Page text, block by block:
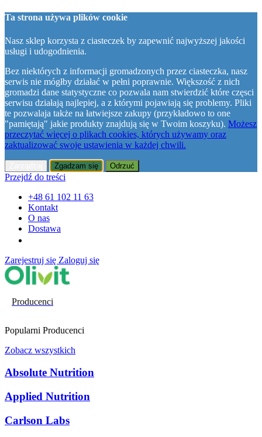
Ta strona używa plików cookie
Nasz sklep korzysta z ciasteczek by zapewnić najwyższej jakości
usługi i udogodnienia.
Bez niektórych z informacji gromadzonych przez ciasteczka, nasz
serwis nie mógłby działać w pełni poprawnie. Większość z nich
gromadzi dane statystyczne co pozwala nam stwierdzić które częsci
serwisu działają najlepiej, a z którymi pojawiają się problemy. Pliki
te pozwalaja także na łatwiejsze zakupy (przykładowo to one
"pamiętają" jakie produkty znajdują się w Twoim koszyku). Możesz
przeczytać więcej o plikach cookies, których używamy oraz
zaktualizować swoje ustawienia w każdej chwili.
Zgadzam się Odrzuć
Przejdź do treści
+48 61 102 11 63
Kontakt
O nas
Dostawa
Zarejestruj się Zaloguj się
Producenci
Popularni Producenci
Zobacz wszystkich
Absolute Nutrition
Applied Nutrition
Carlson Labs